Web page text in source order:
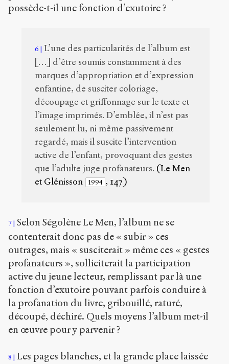
possède-t-il une fonction d’exutoire ?
6
L’une des particularités de l’album est
[…] d’être soumis constamment à des
marques d’appropriation et d’expression
enfantine, de susciter coloriage,
découpage et griffonnage sur le texte et
l’image imprimés. D’emblée, il n’est pas
seulement lu, ni même passivement
regardé, mais il suscite l’intervention
active de l’enfant, provoquant des gestes
que l’adulte juge profanateurs. (Le Men
et Glénisson
1994 , 147)
7 Selon Ségolène Le Men, l’album ne se
contenterait donc pas de « subir » ces
outrages, mais « susciterait » même ces « gestes
profanateurs », solliciterait la participation
active du jeune lecteur, remplissant par là une
fonction d’exutoire pouvant parfois conduire à
la profanation du livre, gribouillé, raturé,
découpé, déchiré. Quels moyens l’album met-il
en œuvre pour y parvenir ?
8
Les pages blanches, et la grande place laissée